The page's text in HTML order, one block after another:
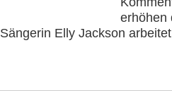
erhöhen
Sängerin Elly Jackson